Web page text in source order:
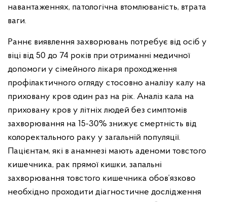
навантаженнях, патологічна втомлюваність, втрата
ваги.
Раннє виявлення захворювань потребує від осіб у
віці від 50 до 74 років при отриманні медичної
допомоги у сімейного лікаря проходження
профілактичного огляду стосовно аналізу калу на
приховану кров один раз на рік. Аналіз кала на
приховану кров у літніх людей без симптомів
захворювання на 15-30% знижує смертність від
колоректального раку у загальній популяції.
Пацієнтам, які в анамнезі мають аденоми товстого
кишечника, рак прямої кишки, запальні
захворювання товстого кишечника обов’язково
необхідно проходити діагностичне дослідження